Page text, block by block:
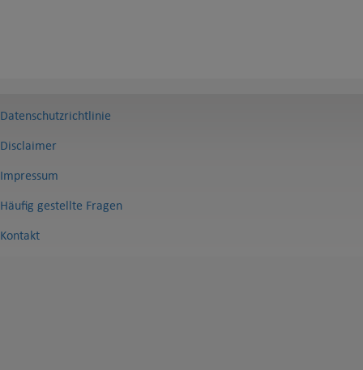
Datenschutzrichtlinie
Disclaimer
Impressum
Häufig gestellte Fragen
Kontakt